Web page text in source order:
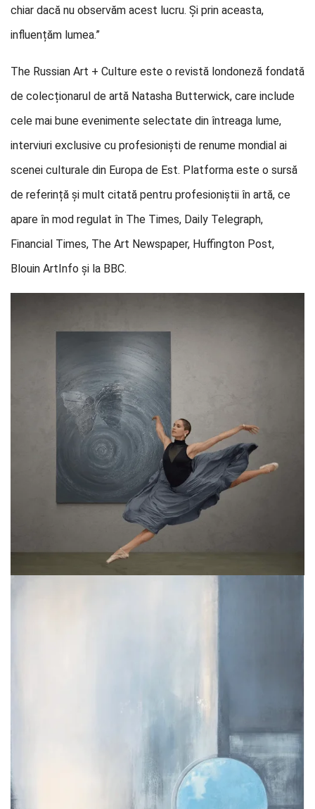
chiar dacă nu observăm acest lucru. Și prin aceasta,
influențăm lumea.”
The Russian Art + Culture este o revistă londoneză fondată
de colecționarul de artă Natasha Butterwick, care include
cele mai bune evenimente selectate din întreaga lume,
interviuri exclusive cu profesioniști de renume mondial ai
scenei culturale din Europa de Est. Platforma este o sursă
de referință și mult citată pentru profesioniștii în artă, ce
apare în mod regulat în The Times, Daily Telegraph,
Financial Times, The Art Newspaper, Huffington Post,
Blouin ArtInfo și la BBC.